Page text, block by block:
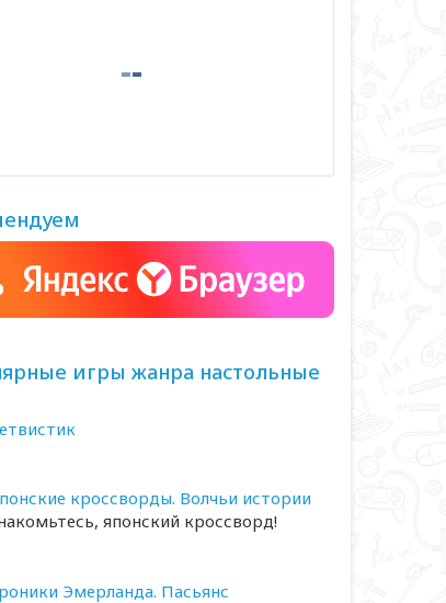
игры жанра настольные
кроссворды. Волчьи истории
японский кроссворд!
Эмерланда. Пасьянс